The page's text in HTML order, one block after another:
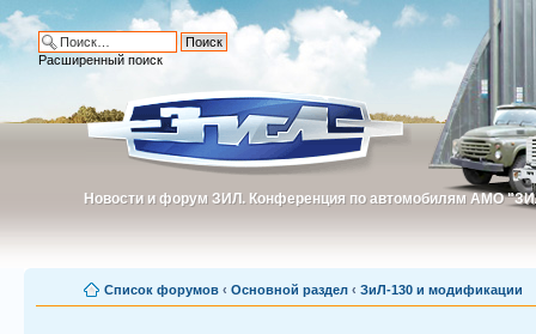
Новости и форум ЗИЛ. Конференция по автомобилям АМО
Новости и форум ЗИЛ. Конференция по автомобилям АМО
Расширенный поиск
Список форумов ‹ Основной раздел ‹ ЗиЛ-130 и модификации